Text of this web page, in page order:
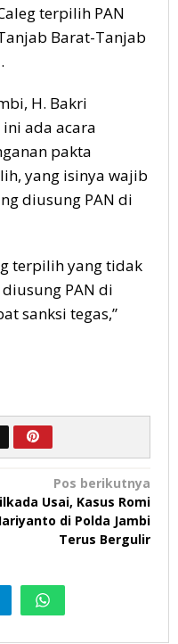
terpilih PAN
Barat-Tanjab
H. Bakri
ada acara
pakta
yang isinya wajib
diusung PAN di
terpilih yang tidak
PAN di
sanksi tegas,”
Pos berikutnya
Usai, Kasus Romi
di Polda Jambi
Terus Bergulir